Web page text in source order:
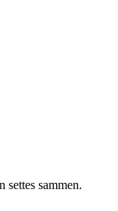
sammen.